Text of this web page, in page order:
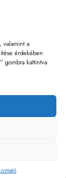
valamint a
érdekében
gombra kattintva